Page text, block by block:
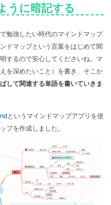
うに暗記する
勉強したい時代のマインドマップ
ドマップという言葉をはじめて聞
するので安心してくださいね。マ
を深めたいこと）を書き、そこか
して関連する単語を書いていきま
というマインドマップアプリを使
プを作成しました。